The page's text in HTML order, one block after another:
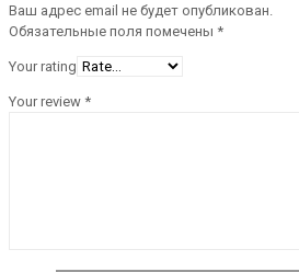
Ваш адрес email не будет опубликован.
Обязательные поля помечены *
Your rating
Your review *